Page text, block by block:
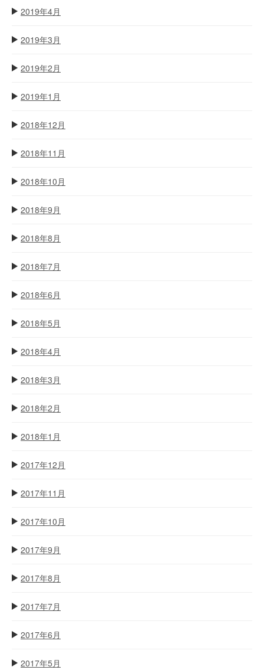
2019年4月
2019年3月
2019年2月
2019年1月
2018年12月
2018年11月
2018年10月
2018年9月
2018年8月
2018年7月
2018年6月
2018年5月
2018年4月
2018年3月
2018年2月
2018年1月
2017年12月
2017年11月
2017年10月
2017年9月
2017年8月
2017年7月
2017年6月
2017年5月